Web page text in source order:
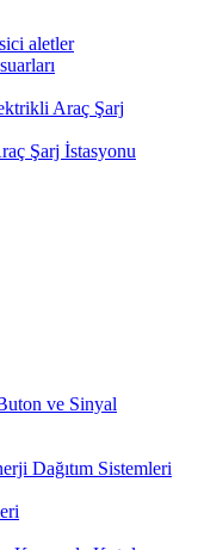
aletler
Araç Şarj
Şarj İstasyonu
ve Sinyal
Dağıtım Sistemleri